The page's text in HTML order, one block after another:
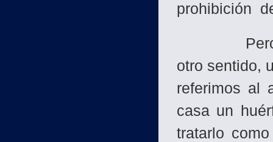
prohibición
Pero la
otro sentido,
referimos al
casa un
tratarlo